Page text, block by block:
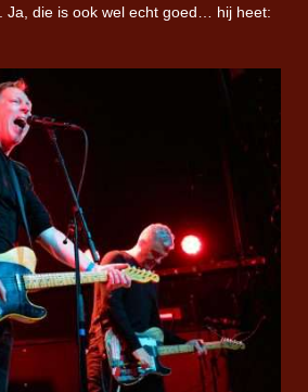
Ja, die is ook wel echt goed… hij heet: